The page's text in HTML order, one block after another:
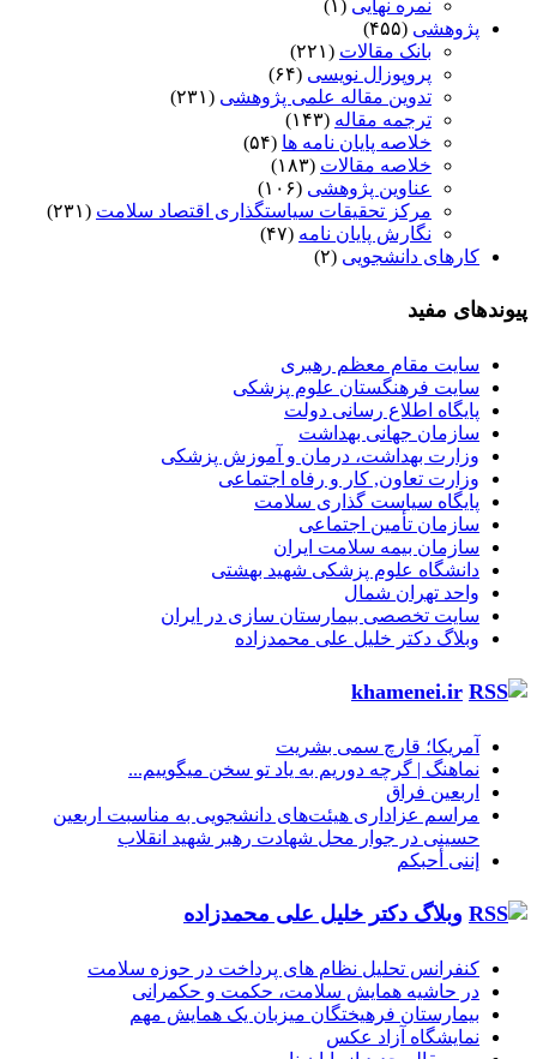
نمره نهایی (۱)
پژوهشی (۴۵۵)
بانک مقالات (۲۲۱)
پروپوزال نویسی (۶۴)
تدوین مقاله علمی پژوهشی (۲۳۱)
ترجمه مقاله (۱۴۳)
خلاصه پایان نامه ها (۵۴)
خلاصه مقالات (۱۸۳)
عناوین پژوهشی (۱۰۶)
مرکز تحقیقات سیاستگذاری اقتصاد سلامت (۲۳۱)
نگارش پایان نامه (۴۷)
کارهای دانشجویی (۲)
پیوندهای مفید
سایت مقام معظم رهبری
سایت فرهنگستان علوم پزشکی
پایگاه اطلاع رسانی دولت
سازمان جهانی بهداشت
وزارت بهداشت، درمان و آموزش پزشکی
وزارت تعاون, کار و رفاه اجتماعی
پایگاه سیاست گذاری سلامت
سازمان تأمین اجتماعی
سازمان بیمه سلامت ایران
دانشگاه علوم پزشکی شهید بهشتی
واحد تهران شمال
سایت تخصصی بیمارستان سازی در ایران
وبلاگ دکتر خلیل علی محمدزاده
khamenei.ir
آمریکا؛ قارچ سمی بشریت
نماهنگ |‌ گرچه دوریم به یاد تو سخن میگوییم...
اربعین فراق
مراسم عزاداری هیئت‌های دانشجویی به مناسبت اربعین
حسینی در جوار محل شهادت رهبر شهید انقلاب
إننی أحبکم
وبلاگ دکتر خلیل علی محمدزاده
کنفرانس تحلیل نظام های پرداخت در حوزه سلامت
در حاشیه همایش سلامت، حکمت و حکمرانی
بیمارستان فرهیختگان میزبان یک همایش مهم
نمایشگاه آزاد عکس